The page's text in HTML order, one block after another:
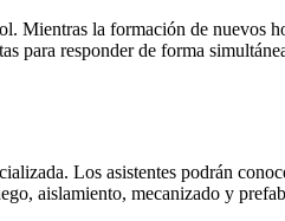
Mientras la formación de
para responder de forma
Los asistentes podrán
aislamiento, mecanizado y